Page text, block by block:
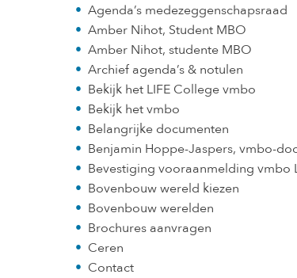
Agenda’s medezeggenschapsraad
Amber Nihot, Student MBO
Amber Nihot, studente MBO
Archief agenda’s & notulen
Bekijk het LIFE College vmbo
Bekijk het vmbo
Belangrijke documenten
Benjamin Hoppe-Jaspers, vmbo-
Bevestiging vooraanmelding vmbo
Bovenbouw wereld kiezen
Bovenbouw werelden
Brochures aanvragen
Ceren
Contact